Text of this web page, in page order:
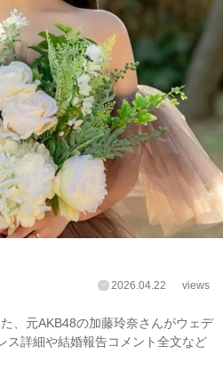
2026.04.22 views
、元AKB48の加藤玲奈さんがウェデ
ス詳細や結婚報告コメント全文など